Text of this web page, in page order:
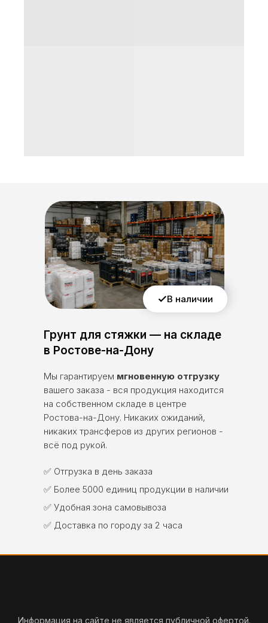
Грунт для стяжки — на складе
в Ростове-на-Дону
Мы гарантируем мгновенную отгрузку
вашего заказа - вся продукция находится
на собственном складе в центре
Ростова-на-Дону. Никаких ожиданий,
никаких трансферов из других регионов -
всё под рукой.
✅ Отгрузка в день заказа
✅ Более 5000 единиц продукции в наличии
✅ Удобная зона самовывоза
✅ Доставка по городу за 2 часа
В наличии
Информация на сайте не является публичной офертой.